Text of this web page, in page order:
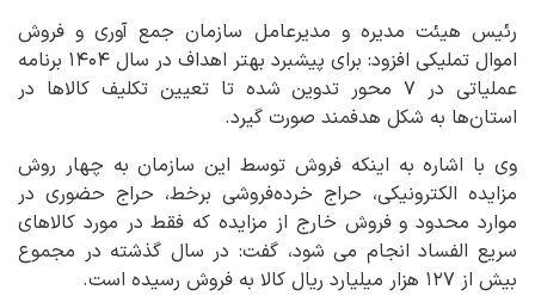
رئیس هیئت مدیره و مدیرعامل سازمان جمع آوری و فروش
اموال تملیکی افزود: برای پیشبرد بهتر اهداف در سال ۱۴۰۴ برنامه
عملیاتی در ۷ محور تدوین شده تا تعیین تکلیف کالاها در
استان‌ها به شکل هدفمند صورت گیرد.
وی با اشاره به اینکه فروش توسط این سازمان به چهار روش
مزایده الکترونیکی، حراج خرده‌فروشی برخط، حراج حضوری در
موارد محدود و فروش خارج از مزایده که فقط در مورد کالاهای
سریع الفساد انجام می شود، گفت: در سال گذشته در مجموع
بیش از ۱۲۷ هزار میلیارد ریال کالا به فروش رسیده است.